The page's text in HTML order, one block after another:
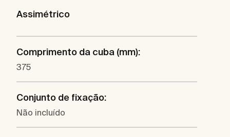
Assimétrico
Comprimento da cuba (mm):
375
Conjunto de fixação:
Não incluído